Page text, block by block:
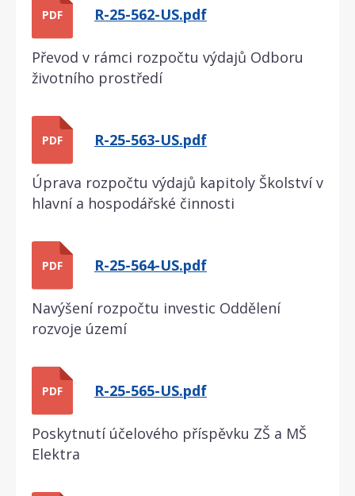
PDF R-25-562-US.pdf
Převod v rámci rozpočtu výdajů Odboru
životního prostředí
PDF R-25-563-US.pdf
Úprava rozpočtu výdajů kapitoly Školství v
hlavní a hospodářské činnosti
PDF R-25-564-US.pdf
Navýšení rozpočtu investic Oddělení
rozvoje území
PDF R-25-565-US.pdf
Poskytnutí účelového příspěvku ZŠ a MŠ
Elektra